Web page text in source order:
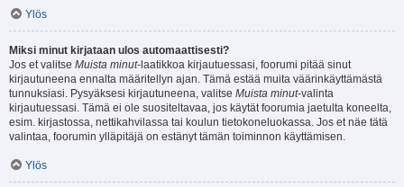
Ylös
Miksi minut kirjataan ulos automaattisesti?
Jos et valitse Muista minut-laatikkoa kirjautuessasi, foorumi pitää sinut
kirjautuneena ennalta määritellyn ajan. Tämä estää muita väärinkäyttämästä
tunnuksiasi. Pysyäksesi kirjautuneena, valitse Muista minut-valinta
kirjautuessasi. Tämä ei ole suositeltavaa, jos käytät foorumia jaetulta koneelta,
esim. kirjastossa, nettikahvilassa tai koulun tietokoneluokassa. Jos et näe tätä
valintaa, foorumin ylläpitäjä on estänyt tämän toiminnon käyttämisen.
Ylös